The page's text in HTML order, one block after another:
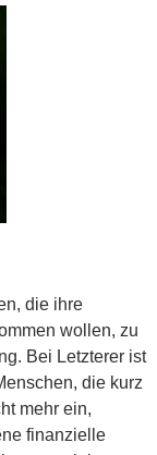
die ihre
wollen, zu
Bei Letzterer ist
die kurz
mehr ein,
finanzielle